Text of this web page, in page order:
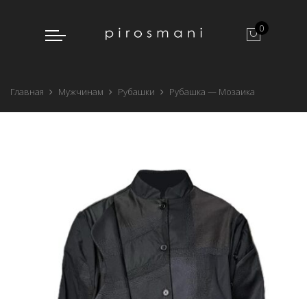
0
Главная Мужчинам Рубашки Рубашка — Мозаика